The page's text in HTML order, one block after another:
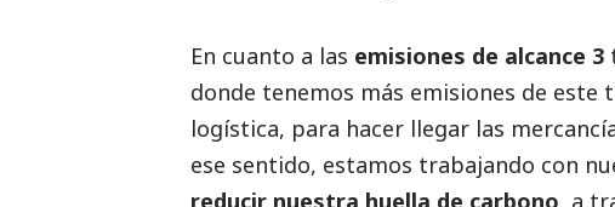
En cuanto a las emisiones de alcance 3
donde tenemos más emisiones de este
logística, para hacer llegar las
ese sentido, estamos trabajando con